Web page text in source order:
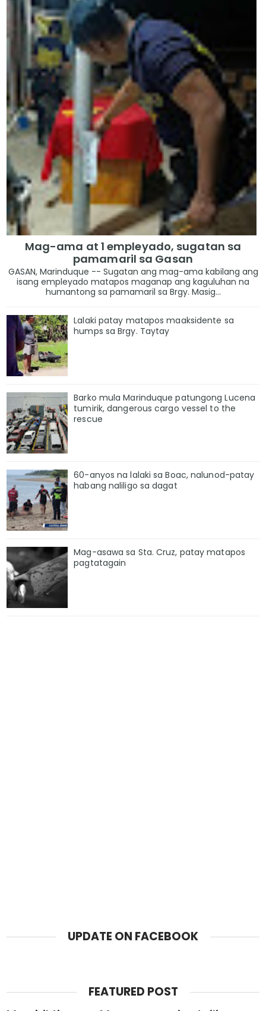
Mag-ama at 1 empleyado, sugatan sa
pamamaril sa Gasan
GASAN, Marinduque -- Sugatan ang mag-ama kabilang ang
isang empleyado matapos maganap ang kaguluhan na
humantong sa pamamaril sa Brgy. Masig...
Lalaki patay matapos maaksidente sa
humps sa Brgy. Taytay
Barko mula Marinduque patungong Lucena
tumirik, dangerous cargo vessel to the
rescue
60-anyos na lalaki sa Boac, nalunod-patay
habang naliligo sa dagat
Mag-asawa sa Sta. Cruz, patay matapos
pagtatagain
UPDATE ON FACEBOOK
FEATURED POST